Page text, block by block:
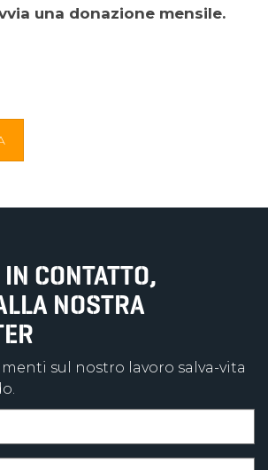
una donazione mensile.
CONTATTO,
NOSTRA
sul nostro lavoro salva-vita